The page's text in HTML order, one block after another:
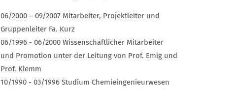
06/2000 – 09/2007 Mitarbeiter, Projektleiter und
Gruppenleiter Fa. Kurz
06/1996 - 06/2000 Wissenschaftlicher Mitarbeiter
und Promotion unter der Leitung von Prof. Emig und
Prof. Klemm
10/1990 - 03/1996 Studium Chemieingenieurwesen